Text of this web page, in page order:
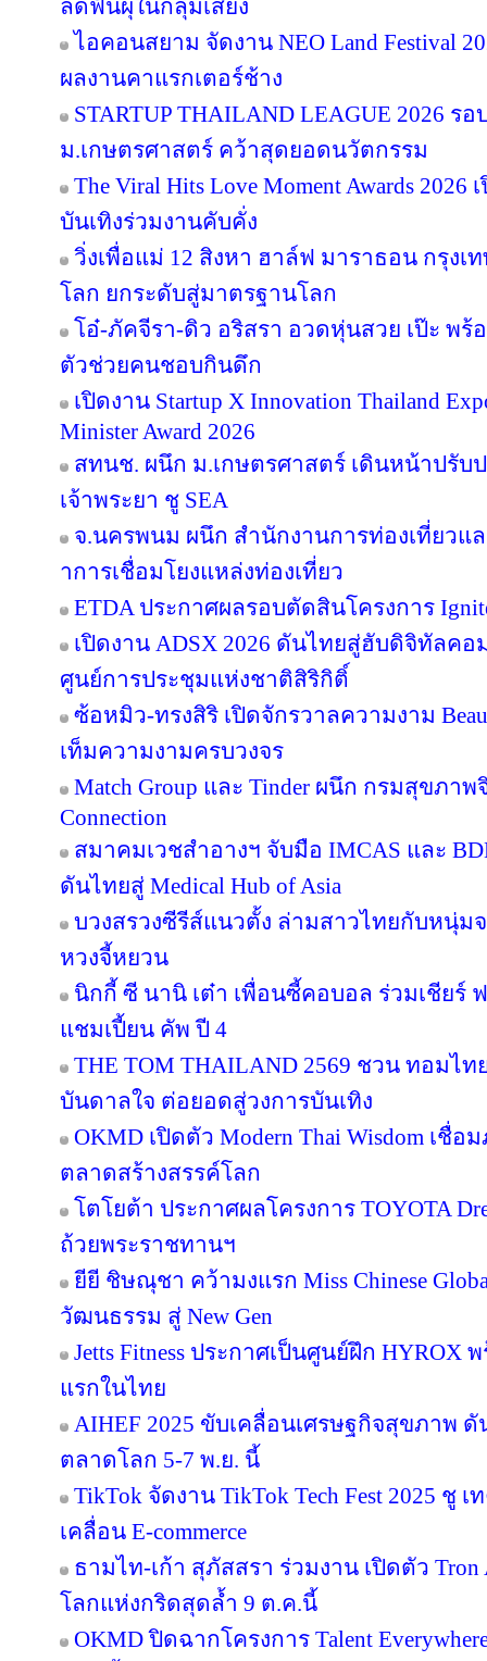
ลดฟันผุในกลุ่มเสี่ยง
ไอคอนสยาม จัดงาน NEO Land Festival
ผลงานคาแรกเตอร์ช้าง
STARTUP THAILAND LEAGUE 2026 ร
ม.เกษตรศาสตร์ คว้าสุดยอดนวัตกรรม
The Viral Hits Love Moment Awards
บันเทิงร่วมงานคับคั่ง
วิ่งเพื่อแม่ 12 สิงหา ฮาล์ฟ มาราธอน กรุงเ
โลก ยกระดับสู่มาตรฐานโลก
โอ๋-ภัคจีรา-ดิว อริสรา อวดหุ่นสวย เป๊ะ พร้
ตัวช่วยคนชอบกินดึก
เปิดงาน Startup X Innovation Thailand
Minister Award 2026
สทนช. ผนึก ม.เกษตรศาสตร์ เดินหน้าปรั
เจ้าพระยา ชู SEA
จ.นครพนม ผนึก สำนักงานการท่องเที่ยวแ
าการเชื่อมโยงแหล่งท่องเที่ยว
ETDA ประกาศผลรอบตัดสินโครงการ
เปิดงาน ADSX 2026 ดันไทยสู่ฮับดิจิทัลคอ
ศูนย์การประชุมแห่งชาติสิริกิติ์
ซ้อหมิว-ทรงสิริ เปิดจักรวาลความงาม
เท็มความงามครบวงจร
Match Group และ Tinder ผนึก กรมสุขภา
Connection
สมาคมเวชสำอางฯ จับมือ IMCAS และ
ดันไทยสู่ Medical Hub of Asia
บวงสรวงซีรีส์แนวตั้ง ล่ามสาวไทยกับหนุ่ม
หวงจี้หยวน
นิกกี้ ซี นานิ เต๋า เพื่อนซี้คอบอล ร่วมเชียร์
แชมเปี้ยน คัพ ปี 4
THE TOM THAILAND 2569 ชวน ทอมไ
บันดาลใจ ต่อยอดสู่วงการบันเทิง
OKMD เปิดตัว Modern Thai Wisdom เ
ตลาดสร้างสรรค์โลก
โตโยต้า ประกาศผลโครงการ TOYOTA
ถ้วยพระราชทานฯ
ยียี ชิษณุชา คว้ามงแรก Miss Chinese
วัฒนธรรม สู่ New Gen
Jetts Fitness ประกาศเป็นศูนย์ฝึก HYROX
แรกในไทย
AIHEF 2025 ขับเคลื่อนเศรษฐกิจสุขภาพ
ตลาดโลก 5-7 พ.ย. นี้
TikTok จัดงาน TikTok Tech Fest 2025 ชู
เคลื่อน E-commerce
ธามไท-เก้า สุภัสสรา ร่วมงาน เปิดตัว
โลกแห่งกริดสุดล้ำ 9 ต.ค.นี้
OKMD ปิดฉากโครงการ Talent